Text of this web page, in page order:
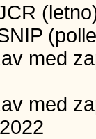
med
med